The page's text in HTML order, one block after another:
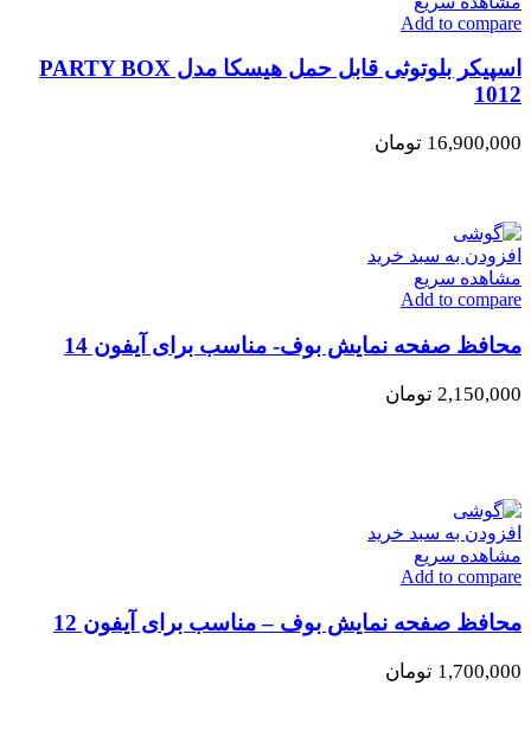
Add to compare
اسپیکر بلوتوثی قابل حمل هیسکا مدل PARTY BOX
1012
16,900,000 تومان
افزودن به سبد خرید
مشاهده سریع
Add to compare
محافظ صفحه نمایش بوف- مناسب برای آیفون 14
2,150,000 تومان
افزودن به سبد خرید
مشاهده سریع
Add to compare
محافظ صفحه نمایش بوف – مناسب برای آیفون 12
1,700,000 تومان